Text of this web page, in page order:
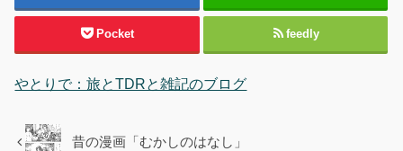
Pocket feedly
やとりで：旅とTDRと雑記のブログ
昔の漫画「むかしのはなし」